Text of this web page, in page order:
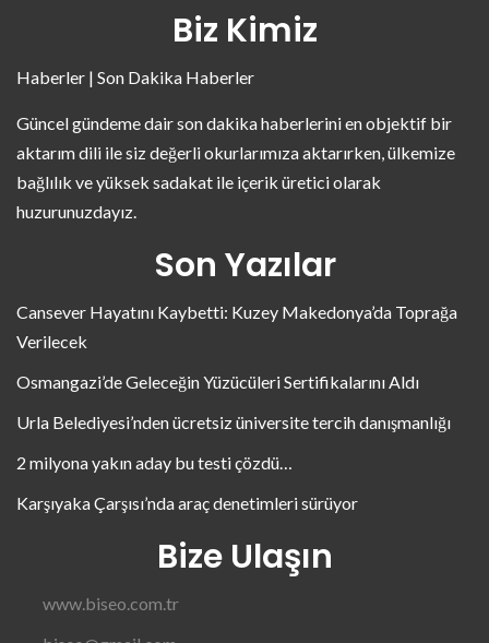
Biz Kimiz
Haberler | Son Dakika Haberler
Güncel gündeme dair son dakika haberlerini en objektif bir
aktarım dili ile siz değerli okurlarımıza aktarırken, ülkemize
bağlılık ve yüksek sadakat ile içerik üretici olarak
huzurunuzdayız.
Son Yazılar
Cansever Hayatını Kaybetti: Kuzey Makedonya’da Toprağa
Verilecek
Osmangazi’de Geleceğin Yüzücüleri Sertifikalarını Aldı
Urla Belediyesi’nden ücretsiz üniversite tercih danışmanlığı
2 milyona yakın aday bu testi çözdü…
Karşıyaka Çarşısı’nda araç denetimleri sürüyor
Bize Ulaşın
www.biseo.com.tr